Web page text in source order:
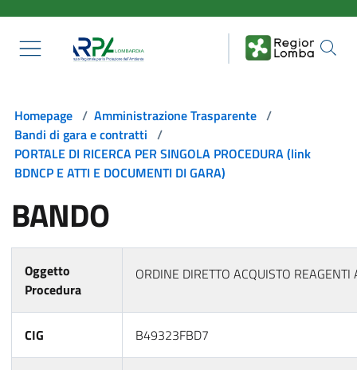
Homepage / Amministrazione Trasparente /
Bandi di gara e contratti /
PORTALE DI RICERCA PER SINGOLA PROCEDURA (link
BDNCP E ATTI E DOCUMENTI DI GARA)
BANDO
Oggetto
Procedura
ORDINE DIRETTO ACQUISTO
CIG B49323FBD7